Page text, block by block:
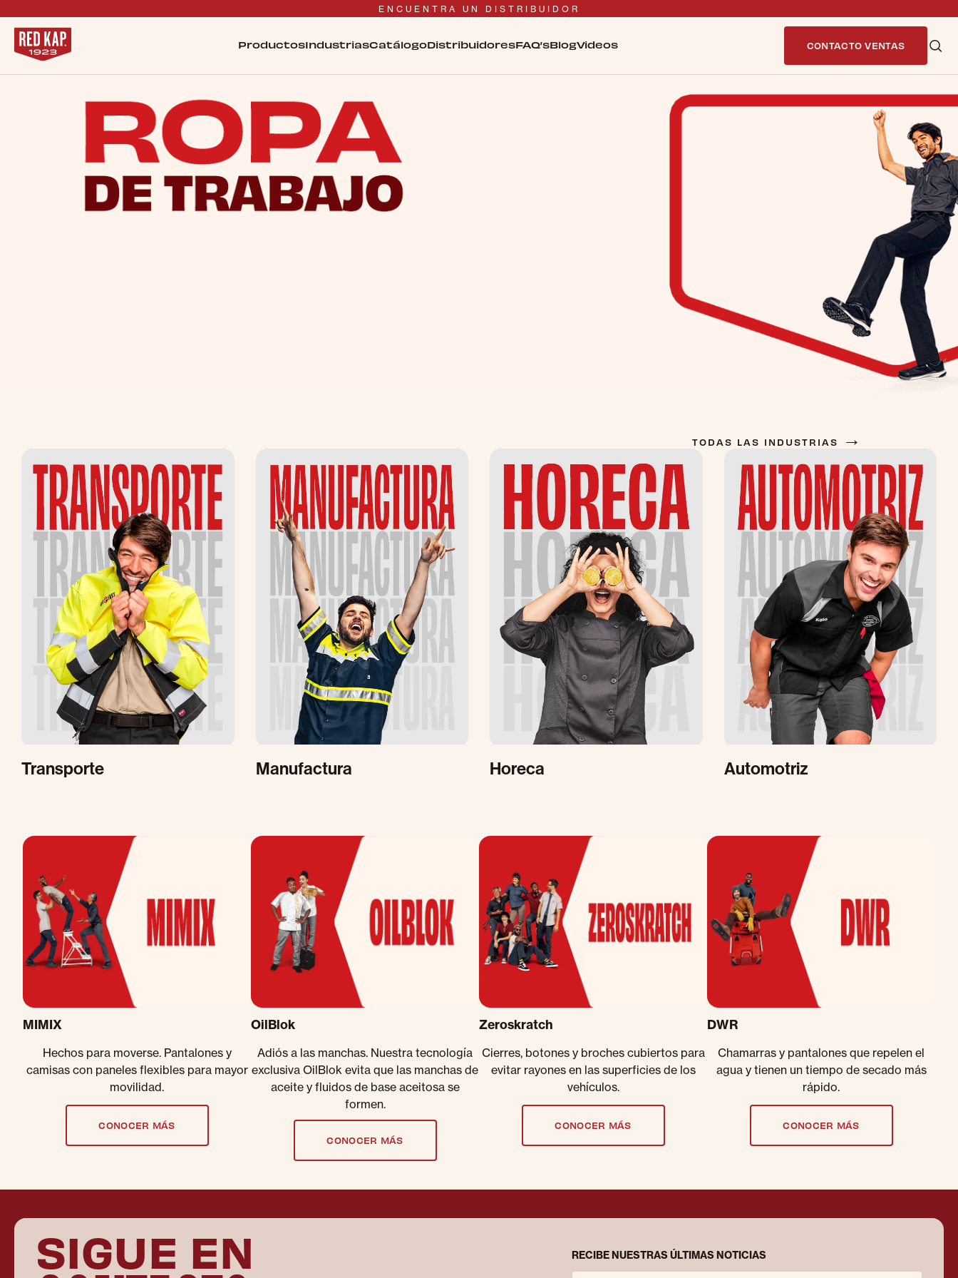
ENCUENTRA UN DISTRIBUIDOR
ProductosIndustriasCatálogoDistribuidoresFAQ’sBlogVideos CONTACTO VENTAS
TODAS LAS INDUSTRIAS →
Transporte Manufactura Horeca Automotriz
MIMIX
Hechos para moverse. Pantalones y
camisas con paneles flexibles para mayor
movilidad.
CONOCER MÁS
OilBlok
Adiós a las manchas. Nuestra tecnología
exclusiva OilBlok evita que las manchas de
aceite y fluidos de base aceitosa se
formen.
CONOCER MÁS
Zeroskratch
Cierres, botones y broches cubiertos para
evitar rayones en las superficies de los
vehículos.
CONOCER MÁS
DWR
Chamarras y pantalones que repelen el
agua y tienen un tiempo de secado más
rápido.
CONOCER MÁS
SIGUE EN RECIBE NUESTRAS ÚLTIMAS NOTICIAS